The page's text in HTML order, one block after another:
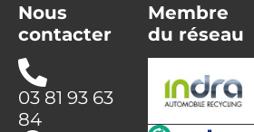
Nous
contacter
03 81 93 63
84
Membre
du réseau